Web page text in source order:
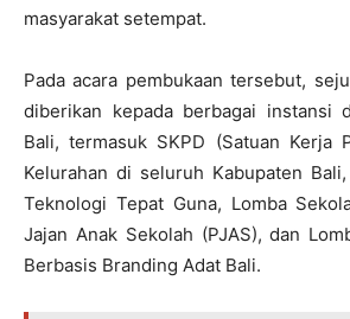
masyarakat setempat.
Pada acara pembukaan tersebut,
diberikan kepada berbagai instansi
Bali, termasuk SKPD (Satuan Kerja
Kelurahan di seluruh Kabupaten
Teknologi Tepat Guna, Lomba
Jajan Anak Sekolah (PJAS), dan
Berbasis Branding Adat Bali.